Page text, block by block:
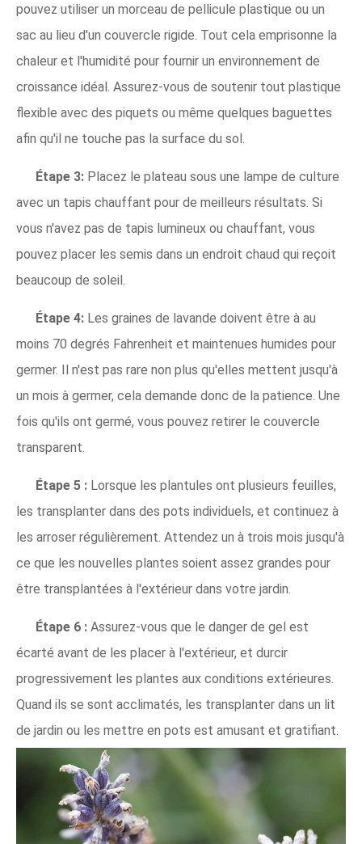
pouvez utiliser un morceau de pellicule plastique ou un
sac au lieu d'un couvercle rigide. Tout cela emprisonne la
chaleur et l'humidité pour fournir un environnement de
croissance idéal. Assurez-vous de soutenir tout plastique
flexible avec des piquets ou même quelques baguettes
afin qu'il ne touche pas la surface du sol.
Étape 3: Placez le plateau sous une lampe de culture
avec un tapis chauffant pour de meilleurs résultats. Si
vous n'avez pas de tapis lumineux ou chauffant, vous
pouvez placer les semis dans un endroit chaud qui reçoit
beaucoup de soleil.
Étape 4: Les graines de lavande doivent être à au
moins 70 degrés Fahrenheit et maintenues humides pour
germer. Il n'est pas rare non plus qu'elles mettent jusqu'à
un mois à germer, cela demande donc de la patience. Une
fois qu'ils ont germé, vous pouvez retirer le couvercle
transparent.
Étape 5 : Lorsque les plantules ont plusieurs feuilles,
les transplanter dans des pots individuels, et continuez à
les arroser régulièrement. Attendez un à trois mois jusqu'à
ce que les nouvelles plantes soient assez grandes pour
être transplantées à l'extérieur dans votre jardin.
Étape 6 : Assurez-vous que le danger de gel est
écarté avant de les placer à l'extérieur, et durcir
progressivement les plantes aux conditions extérieures.
Quand ils se sont acclimatés, les transplanter dans un lit
de jardin ou les mettre en pots est amusant et gratifiant.